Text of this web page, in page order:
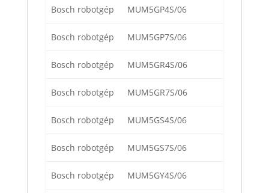
Bosch robotgép MUM5GP4S/06
Bosch robotgép MUM5GP7S/06
Bosch robotgép MUM5GR4S/06
Bosch robotgép MUM5GR7S/06
Bosch robotgép MUM5GS4S/06
Bosch robotgép MUM5GS7S/06
Bosch robotgép MUM5GY4S/06